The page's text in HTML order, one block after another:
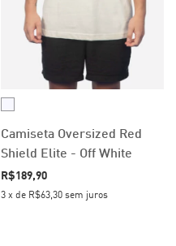
Camiseta Oversized Red
Shield Elite - Off White
R$189,90
3 x de R$63,30 sem juros